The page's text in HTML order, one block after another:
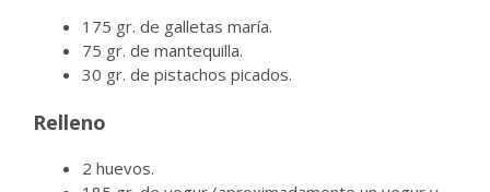
175 gr. de galletas maría.
75 gr. de mantequilla.
30 gr. de pistachos picados.
Relleno
2 huevos.